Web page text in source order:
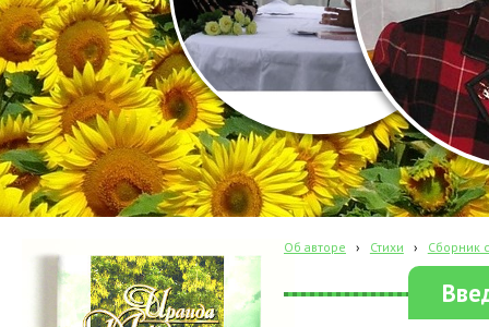
Об авторе › Стихи › Сборник